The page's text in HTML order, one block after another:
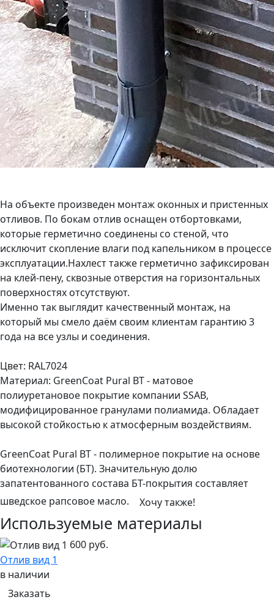
На объекте произведен монтаж оконных и пристенных
отливов. По бокам отлив оснащен отбортовками,
которые герметично соединены со стеной, что
исключит скопление влаги под капельником в процессе
эксплуатации.Нахлест также герметично зафиксирован
на клей-пену, сквозные отверстия на горизонтальных
поверхностях отсутствуют.
Именно так выглядит качественный монтаж, на
который мы смело даём своим клиентам гарантию 3
года на все узлы и соединения.
Цвет: RAL7024
Материал: GreenCoat Pural BT - матовое
полиуретановое покрытие компании SSAB,
модифицированное гранулами полиамида. Обладает
высокой стойкостью к атмосферным воздействиям.
GreenCoat Pural BT - полимерное покрытие на основе
биотехнологии (БТ). Значительную долю
запатентованного состава БТ-покрытия составляет
шведское рапсовое масло.
Хочу также!
Используемые материалы
600 руб.
Отлив вид 1
в наличии
Заказать